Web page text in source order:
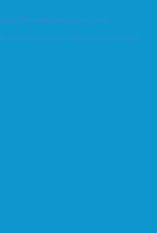
Березнівської міської ради
люби свій край» серед закладів освіти